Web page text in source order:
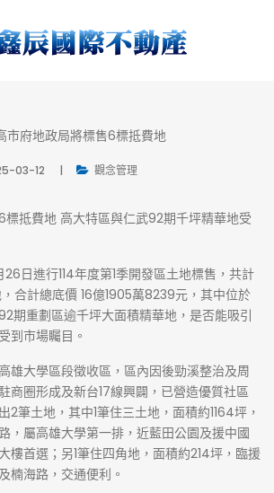
03-12 觀念管理
標抵費地 高大特區與仁武92期千坪精華地受
日進行114年度第1季開發區土地標售，共計
合計總底價 16億1905萬8239元，其中位於
期重劃區逾千坪大面積精華地，是否能吸引
到市場矚目。
雄大學區段徵收區，區內因後勁溪整治及周
商圈形成及新台17線興闢，已營造優質社區
2筆土地，其中1筆住三土地，面積約1164坪，
，屬高雄大學第一排，近藍田公園及援中國
樓首選；另1筆住四角地，面積約214坪，臨援
楠海路，交通便利。